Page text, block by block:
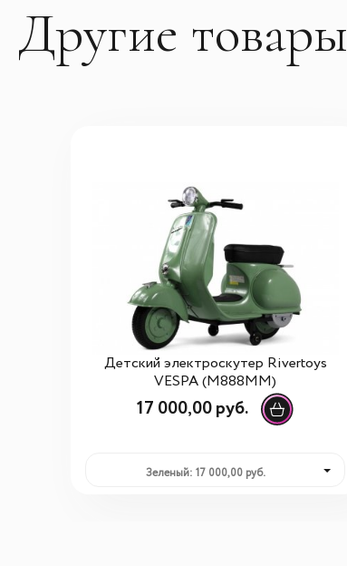
Другие товары
Детский электроскутер Rivertoys
VESPA (M888MM)
17 000,00 руб.
Зеленый: 17 000,00 руб.